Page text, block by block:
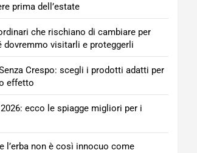
prima dell’estate
che rischiano di cambiare per
dovremmo visitarli e proteggerli
Crespo: scegli i prodotti adatti per
effetto
ecco le spiagge migliori per i
l’erba non è così innocuo come